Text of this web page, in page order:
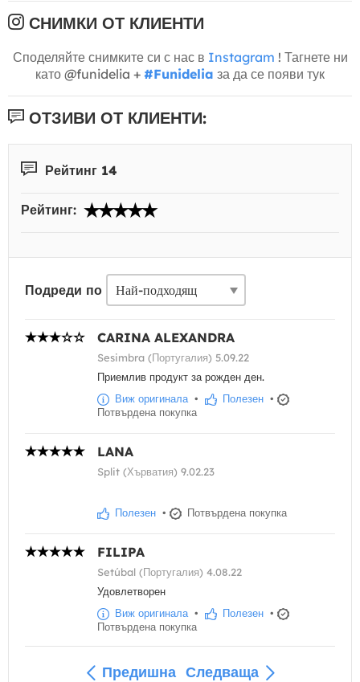
СНИМКИ ОТ КЛИЕНТИ
Споделяйте снимките си с нас в Instagram ! Тагнете ни
като @funidelia + #Funidelia за да се появи тук
ОТЗИВИ ОТ КЛИЕНТИ:
Рейтинг 14
Рейтинг:
Подреди по
CARINA ALEXANDRA
Sesimbra (Португалия) 5.09.22
Приемлив продукт за рожден ден.
Виж оригинала • Полезен •
Потвърдена покупка
LANA
Split (Хърватия) 9.02.23
Полезен • Потвърдена покупка
FILIPA
Setúbal (Португалия) 4.08.22
Удовлетворен
Виж оригинала • Полезен •
Потвърдена покупка
Предишна Следваща